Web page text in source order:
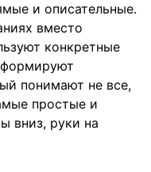
и описательные.
вместо
конкретные
формируют
понимают не все,
простые и
вниз, руки на